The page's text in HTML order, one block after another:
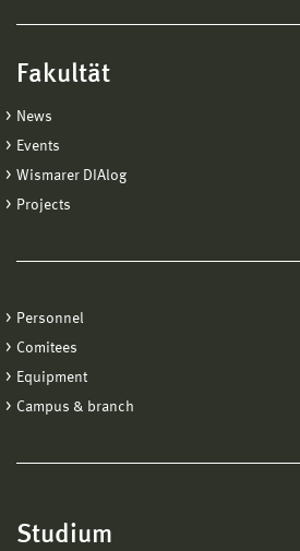
Fakultät
News
Events
Wismarer DIAlog
Projects
Personnel
Comitees
Equipment
Campus & branch
Studium